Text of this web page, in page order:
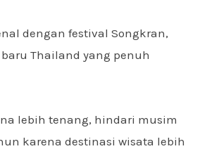
dengan festival Songkran,
Thailand yang penuh
lebih tenang, hindari musim
karena destinasi wisata lebih